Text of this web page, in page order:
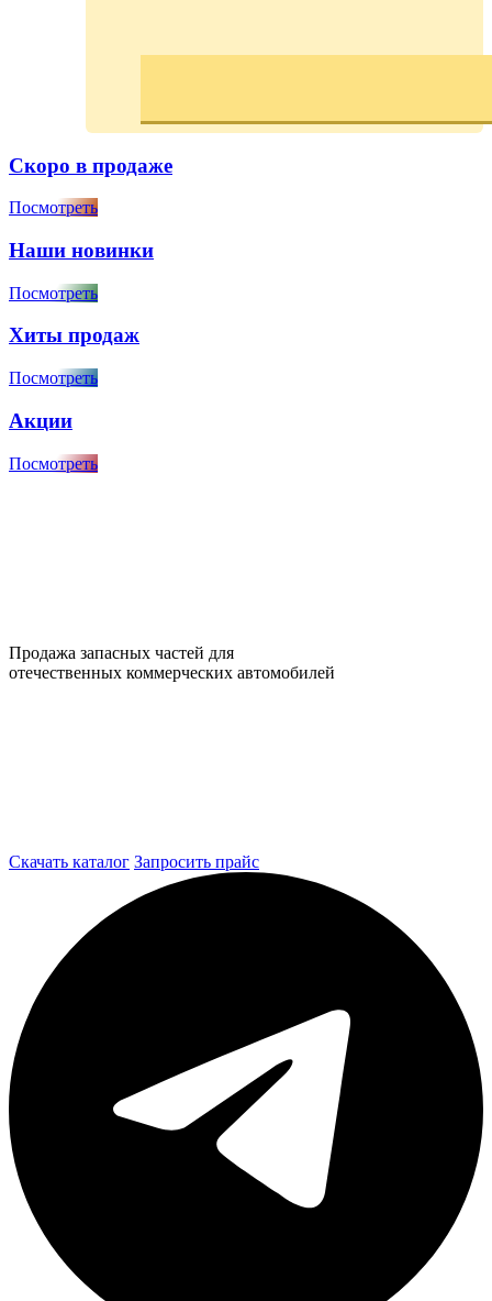
Скоро в продаже
Посмотреть
Наши новинки
Посмотреть
Хиты продаж
Посмотреть
Акции
Посмотреть
Продажа запасных частей для
отечественных коммерческих автомобилей
Скачать каталог Запросить прайс